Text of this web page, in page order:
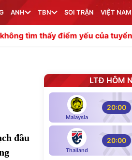
ANH TBN SOI TRẬN VIỆT NAM
yếu của tuyển Việt Nam
đầu
LTĐ HÔM
Malaysia
20:00
Thailand
20:00